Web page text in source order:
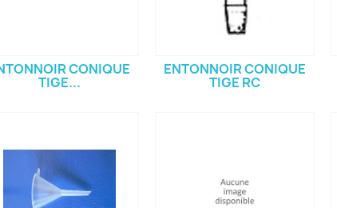
CONIQUE
TIGE...
ENTONNOIR CONIQUE
TIGE RC